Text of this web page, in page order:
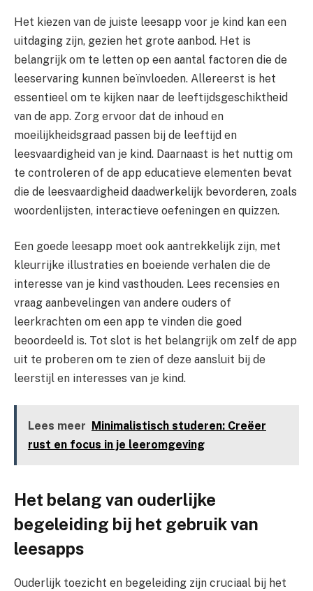
Het kiezen van de juiste leesapp voor je kind kan een
uitdaging zijn, gezien het grote aanbod. Het is
belangrijk om te letten op een aantal factoren die de
leeservaring kunnen beïnvloeden. Allereerst is het
essentieel om te kijken naar de leeftijdsgeschiktheid
van de app. Zorg ervoor dat de inhoud en
moeilijkheidsgraad passen bij de leeftijd en
leesvaardigheid van je kind. Daarnaast is het nuttig om
te controleren of de app educatieve elementen bevat
die de leesvaardigheid daadwerkelijk bevorderen, zoals
woordenlijsten, interactieve oefeningen en quizzen.
Een goede leesapp moet ook aantrekkelijk zijn, met
kleurrijke illustraties en boeiende verhalen die de
interesse van je kind vasthouden. Lees recensies en
vraag aanbevelingen van andere ouders of
leerkrachten om een app te vinden die goed
beoordeeld is. Tot slot is het belangrijk om zelf de app
uit te proberen om te zien of deze aansluit bij de
leerstijl en interesses van je kind.
Lees meer Minimalistisch studeren: Creëer
rust en focus in je leeromgeving
Het belang van ouderlijke
begeleiding bij het gebruik van
leesapps
Ouderlijk toezicht en begeleiding zijn cruciaal bij het